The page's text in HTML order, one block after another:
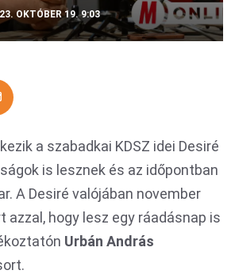
OKTÓBER 19. 9:03
a szabadkai KDSZ idei Desiré
is lesznek és az időpontban
A Desiré valójában november
azzal, hogy lesz egy ráadásnap is
Urbán András